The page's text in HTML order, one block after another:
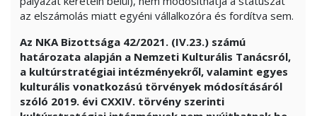
az elszámolás miatt egyéni vállalkozóra és fordítva sem.
Az NKA Bizottsága 42/2021. (IV.23.) számú
határozata alapján a Nemzeti Kulturális Tanácsról,
a kultúrstratégiai intézményekről, valamint egyes
kulturális vonatkozású törvények módosításáról
szóló 2019. évi CXXIV. törvény szerinti